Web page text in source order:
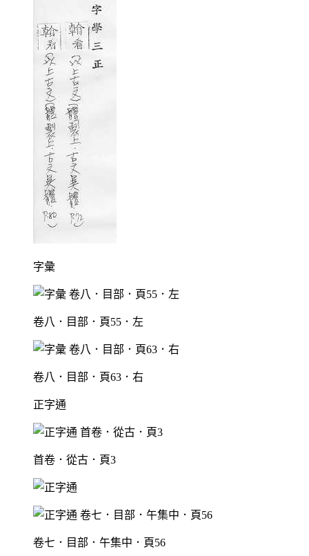
字彙
卷八．目部．頁55．左
卷八．目部．頁63．右
正字通
首卷．從古．頁3
卷七．目部．午集中．頁56